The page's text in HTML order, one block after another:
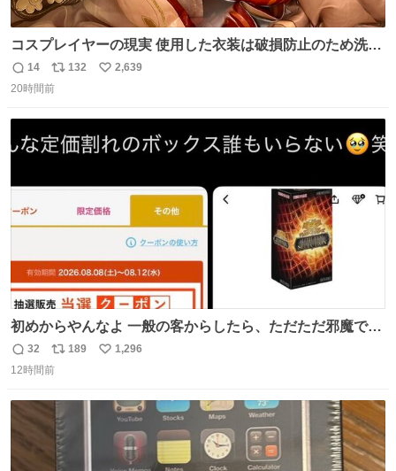
コスプレイヤーの現実 使用した衣装は破損防止のため洗濯
機に入れられないので、大体こんな感じで浸け置きした後
に手洗い…
返
信
14
リ
ポ
ト
数
132
い
数
2,639
20時間前
初めからやんなよ 一般の客からしたら、ただただ邪魔でし
かないのよ
返
信
32
リ
ポ
ト
数
189
い
1,296
12時間前